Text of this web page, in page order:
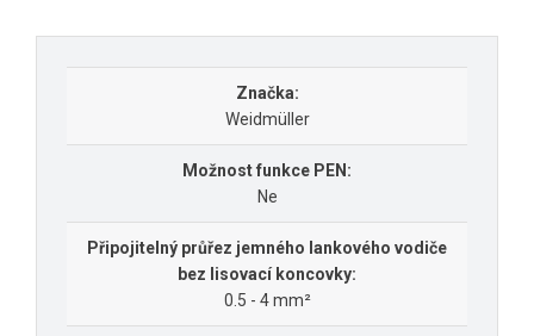
Značka:
Weidmüller
Možnost funkce PEN:
Ne
Připojitelný průřez jemného lankového vodiče
bez lisovací koncovky:
0.5 - 4 mm²